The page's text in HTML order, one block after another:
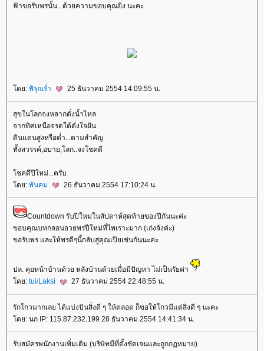
ฟ้าขอรับพรนั้น...ด้วยความขอบคุณยิ่ง นะคะ
ดย: พิรุณร่ำ 25 ธันวาคม 2554 14:09:55 น.
สุขในโลกจงหลากดั่งน้ำไหล
จากทิศเหนือจรดใต้ดั่งใจฝัน
ดินแดนสูงหรือต่ำ...ตามสำคัญ
ทั้งสวรรค์,อบาย,โลก..จงโชคดี
ชคดีปีใหม่...ครับ
ดย: พันคม 26 ธันวาคม 2554 17:10:24 น.
Countdown รับปีใหม่ในสัปดาห์สุดท้ายของปีกันนะค่ะ
ขอบคุณบทกลอนอวยพรปีใหม่ที่ไพเราะมาก (เก่งจังค่ะ)
ขอรับพร และให้พรดีๆนี้กลับสู่คุณเปียเช่นกันนะค่ะ
ปล. คุยหน้าบ้านด้วย หลังบ้านด้วยเมื่อมีปัญหา ไม่เป็นรัยค่า
ดย: tui/Laksi 27 ธันวาคม 2554 22:48:55 น.
รักโกวมากเลย ได้แบ่งปันสิ่งดี ๆ ให้ตลอด ก็ขอให้โกวมีแต่สิ่งดี ๆ นะคะ
ดย: นก IP: 115.87.232.199 28 ธันวาคม 2554 14:41:34 น.
รับสมัครพนักงานเพิ่มเติม (บริษัทมีที่ตั้งชัดเจนและถูกกฏหมาย)